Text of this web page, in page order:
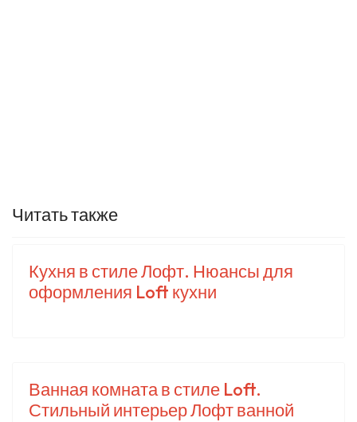
Читать также
Кухня в стиле Лофт. Нюансы для
оформления Loft кухни
Ванная комната в стиле Loft.
Стильный интерьер Лофт ванной